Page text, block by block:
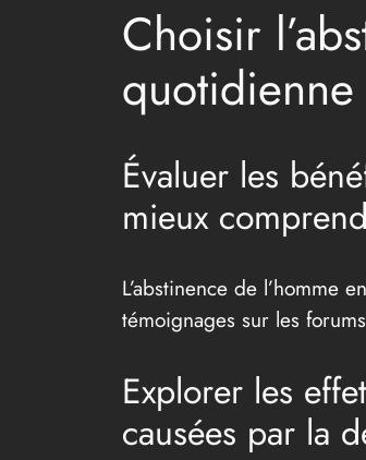
Choisir
Évaluer les
mieux
L’abstinence de l’homme
témoignages sur les
Explorer les
causées par la